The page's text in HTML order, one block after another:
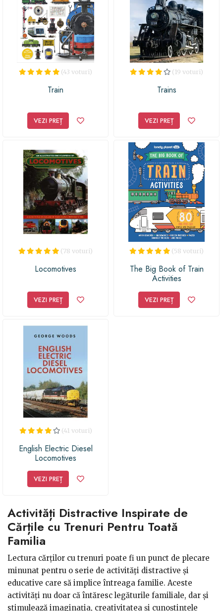
(43 voturi)
Train
VEZI PREȚ
(19 voturi)
Trains
VEZI PREȚ
(78 voturi)
Locomotives
VEZI PREȚ
(58 voturi)
The Big Book of Train
Activities
VEZI PREȚ
(41 voturi)
English Electric Diesel
Locomotives
VEZI PREȚ
Activități Distractive Inspirate de
Cărțile cu Trenuri Pentru Toată
Familia
Lectura cărților cu trenuri poate fi un punct de plecare
minunat pentru o serie de activități distractive și
educative care să implice întreaga familie. Aceste
activități nu doar că întăresc legăturile familiale, dar și
stimulează imaginația, creativitatea și cunoștințele